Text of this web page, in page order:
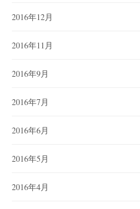
2016年12月
2016年11月
2016年9月
2016年7月
2016年6月
2016年5月
2016年4月